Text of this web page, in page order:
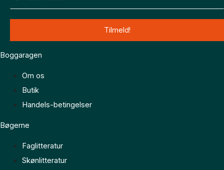
Boggaragen
Om os
Butik
Handels-betingelser
Bøgerne
Faglitteratur
Skønlitteratur